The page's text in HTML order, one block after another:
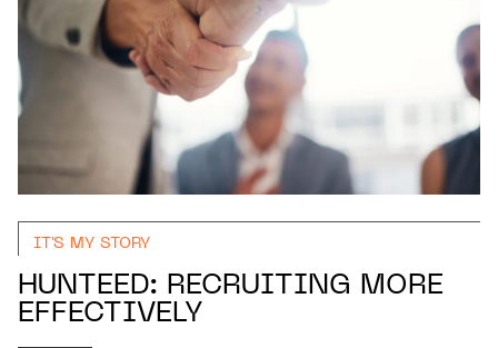
IT'S MY STORY
HUNTEED: RECRUITING MORE
EFFECTIVELY